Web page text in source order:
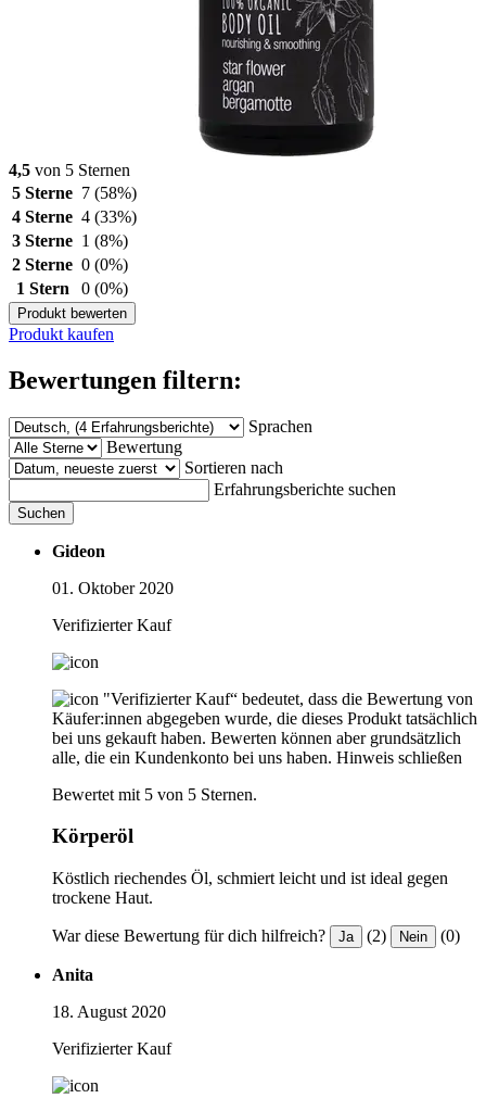
4,5 von 5 Sternen
5 Sterne 7 (58%)
4 Sterne 4 (33%)
3 Sterne 1 (8%)
2 Sterne 0 (0%)
1 Stern
0 (0%)
Produkt bewerten
Produkt kaufen
Bewertungen filtern:
Sprachen
Bewertung
Sortieren nach
Erfahrungsberichte suchen
Suchen
Gideon
01. Oktober 2020
Verifizierter Kauf
"Verifizierter Kauf“ bedeutet, dass die Bewertung von
Käufer:innen abgegeben wurde, die dieses Produkt tatsächlich
bei uns gekauft haben. Bewerten können aber grundsätzlich
alle, die ein Kundenkonto bei uns haben. Hinweis schließen
Bewertet mit 5 von 5 Sternen.
Körperöl
Köstlich riechendes Öl, schmiert leicht und ist ideal gegen
trockene Haut.
War diese Bewertung für dich hilfreich? Ja (2) Nein (0)
Anita
18. August 2020
Verifizierter Kauf